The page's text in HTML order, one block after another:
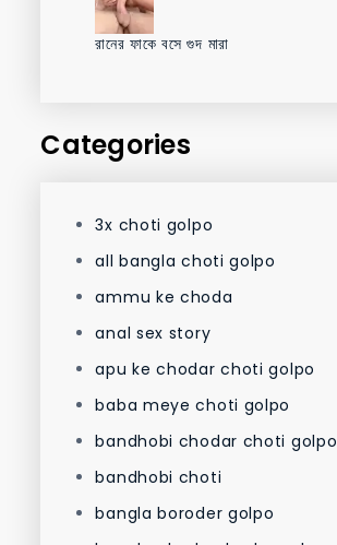
রানের ফাকে বসে গুদ মারা
Categories
3x choti golpo
all bangla choti golpo
ammu ke choda
anal sex story
apu ke chodar choti golpo
baba meye choti golpo
bandhobi chodar choti golpo
bandhobi choti
bangla boroder golpo